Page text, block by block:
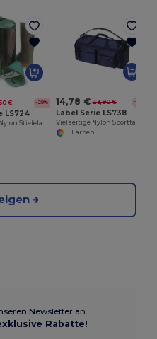
€ -29%
LS724
14,78 € 23,90 € -38%
Label Serie LS738
+1 Farben
Newsletter an
Rabatte!